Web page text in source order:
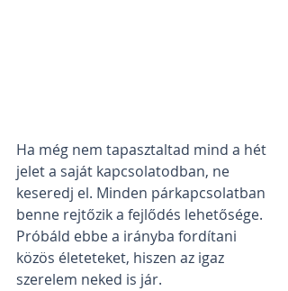
Ha még nem tapasztaltad mind a hét
jelet a saját kapcsolatodban, ne
keseredj el. Minden párkapcsolatban
benne rejtőzik a fejlődés lehetősége.
Próbáld ebbe a irányba fordítani
közös életeteket, hiszen az igaz
szerelem neked is jár.